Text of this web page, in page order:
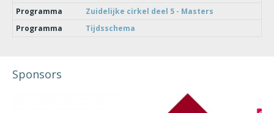
Programma
Zuidelijke cirkel deel 5 - Masters
Programma
Tijdsschema
Sponsors